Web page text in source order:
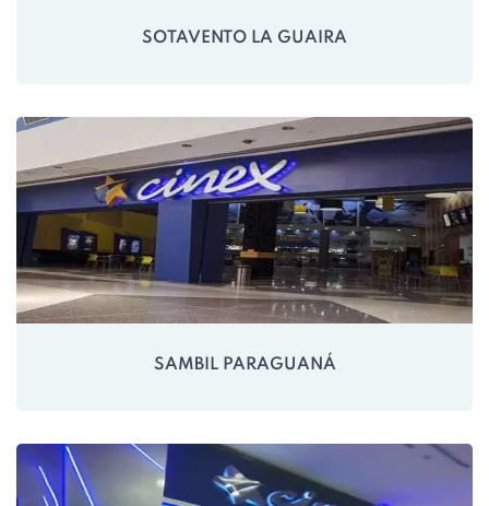
SOTAVENTO LA GUAIRA
SAMBIL PARAGUANÁ